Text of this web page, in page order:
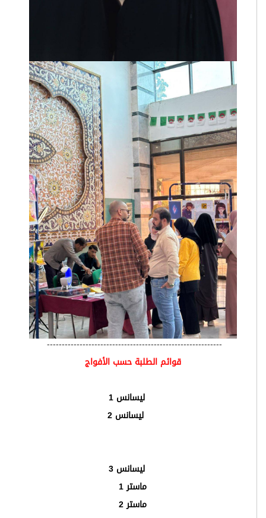
-----------------------------------------------------------
قوائم الطلبة حسب الأفواج
ليسانس 1
ليسانس 2
ليسانس 3
ماستر 1
ماستر 2